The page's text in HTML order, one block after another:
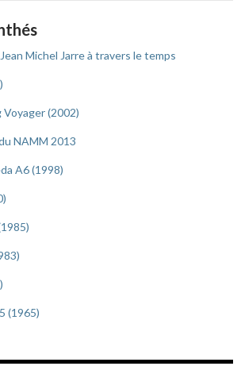
Michel Jarre à travers le temps
(2002)
NAMM 2013
A6 (1998)
(1965)